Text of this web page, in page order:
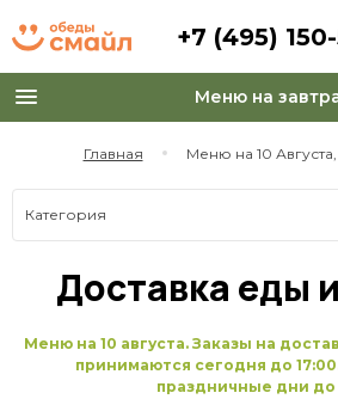
+7 (495)
Toggle
navigation
Меню на
Главная Меню на 10
Категория
Доставка еды
Меню на 10 августа. Заказы на
принимаются сегодня до
праздничные дни до